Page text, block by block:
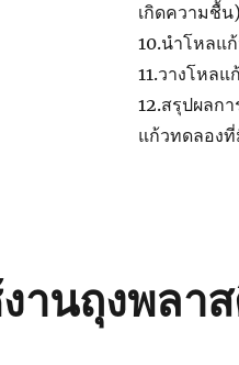
เกิดความชื้น)
10.นำโหลแ
11.วางโหล
12.สรุปผลก
แก้วทดลอง
านถุงพลา